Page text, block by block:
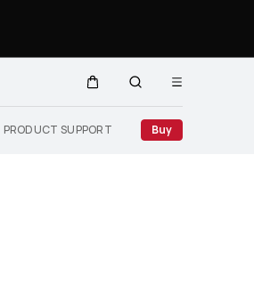
Cart Search
Open
PRODUCT SUPPORT Buy